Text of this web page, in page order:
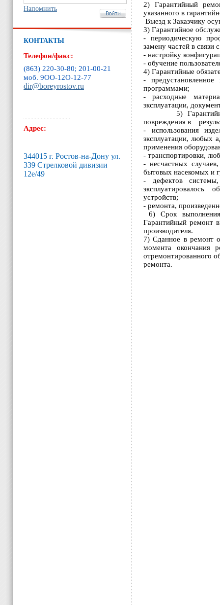
Напомнить
КОНТАКТЫ
Телефон/факс:
(863) 220-30-80; 201-00-21
моб. 9ОО-12O-12-77
dir@boreyrostov.ru
Адрес:
344015 г. Ростов-на-Дону ул.
339 Стрелковой дивизии
12е/49
2) Гарантийный
указанного в
Выезд к Заказчику
3) Гарантийное
- периодическую
замену частей в
- настройку
- обучение
4) Гарантийные
-
программами;
- расходные
эксплуатации,
5) Гарантийное
повреждения в
- использования
эксплуатации, любых
применения
- транспортировки,
- несчастных
бытовых насекомых и
- дефектов
эксплуатировалось
устройств;
- ремонта,
6) Срок выполнения
Гарантийный ремонт
производителя.
7) Сданное в ремонт
момента окончания
отремонтированного
ремонта.